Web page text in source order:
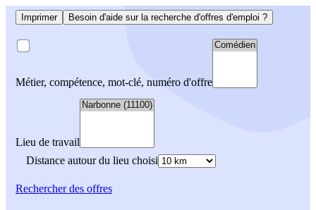
Imprimer Besoin d'aide sur la recherche d'offres d'emploi ?
Métier, compétence, mot-clé, numéro d'offre
Lieu de travail
Distance autour du lieu choisi
Rechercherdes offres